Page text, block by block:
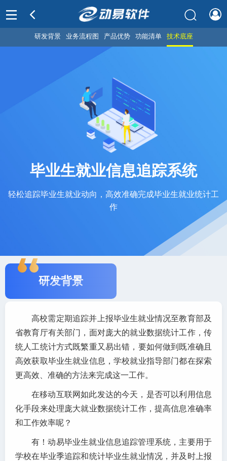
研发背景 业务流程图 产品优势 功能清单 技术底座
毕业生就业信息追踪系统
轻松追踪毕业生就业动向，高效准确完成毕业生就业统计工
作
研发背景
高校需定期追踪并上报毕业生就业情况至教育部及
省教育厅有关部门，面对庞大的就业数据统计工作，传
统人工统计方式既繁重又易出错，要如何做到既准确且
高效获取毕业生就业信息，学校就业指导部门都在探索
更高效、准确的方法来完成这一工作。
在移动互联网如此发达的今天，是否可以利用信息
化手段来处理庞大就业数据统计工作，提高信息准确率
和工作效率呢？
有！动易毕业生就业信息追踪管理系统，主要用于
学校在毕业季追踪和统计毕业生就业情况，并及时上报